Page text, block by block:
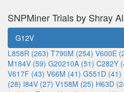
SNPMiner Trials by Shray
G12V
L858R (263) T790M (254) V600E
M184V (59) G20210A (51) C282Y
V617F (43) V66M (41) G551D (41)
(28) I84V (27) V158M (25) H63D